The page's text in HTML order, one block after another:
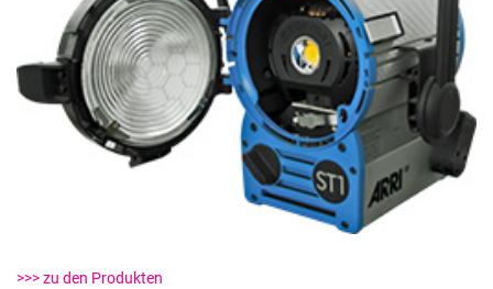
>>> zu den Produkten